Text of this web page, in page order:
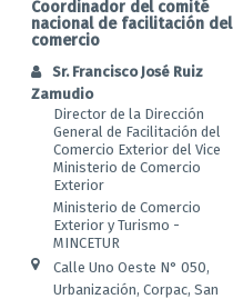
Coordinador del comité
nacional de facilitación del
comercio
Sr. Francisco José Ruiz
Zamudio
Director de la Dirección
General de Facilitación del
Comercio Exterior del Vice
Ministerio de Comercio
Exterior
Ministerio de Comercio
Exterior y Turismo -
MINCETUR
Calle Uno Oeste N° 050,
Urbanización, Corpac, San